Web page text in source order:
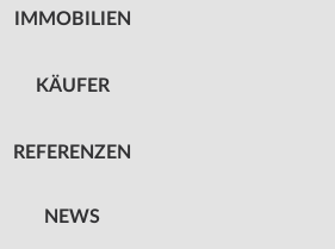
IMMOBILIEN
KÄUFER
REFERENZEN
NEWS